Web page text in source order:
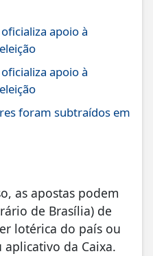
apoio à
apoio à
foram subtraídos em
as apostas podem
de Brasília) de
lotérica do país ou
da Caixa.